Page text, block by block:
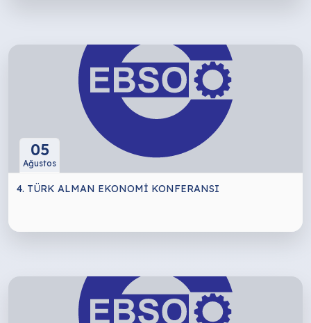
05
Ağustos
4. TÜRK ALMAN EKONOMİ KONFERANSI